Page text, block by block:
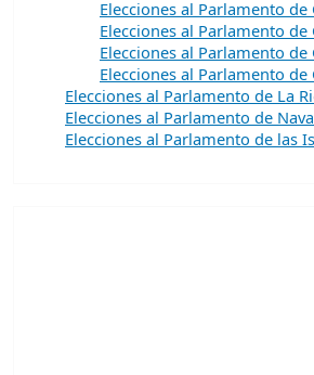
Elecciones al Parlamento de
Elecciones al Parlamento de
Elecciones al Parlamento de
Elecciones al Parlamento de
Elecciones al Parlamento de La
Elecciones al Parlamento de
Elecciones al Parlamento de las